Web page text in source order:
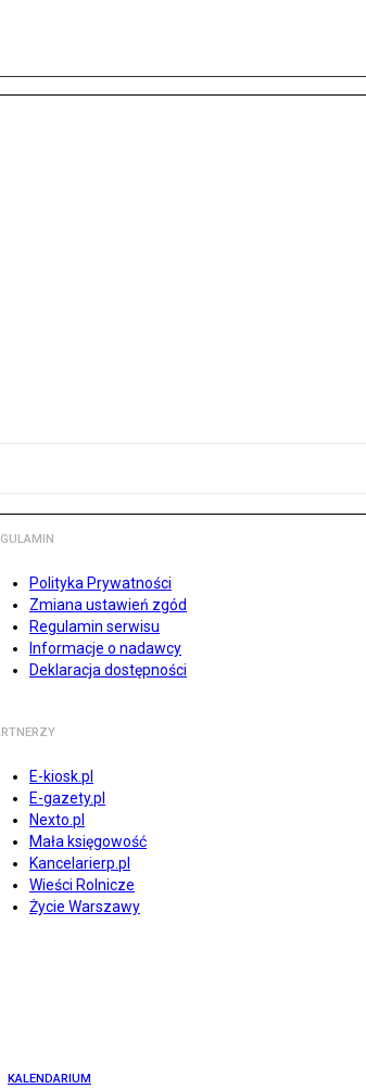
Polityka Prywatności
Zmiana ustawień zgód
Regulamin serwisu
Informacje o nadawcy
Deklaracja dostępności
E-kiosk.pl
E-gazety.pl
Nexto.pl
Mała księgowość
Kancelarierp.pl
Wieści Rolnicze
Życie Warszawy
KALENDARIUM